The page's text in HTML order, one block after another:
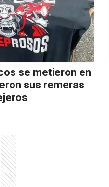
se metieron en
sus remeras